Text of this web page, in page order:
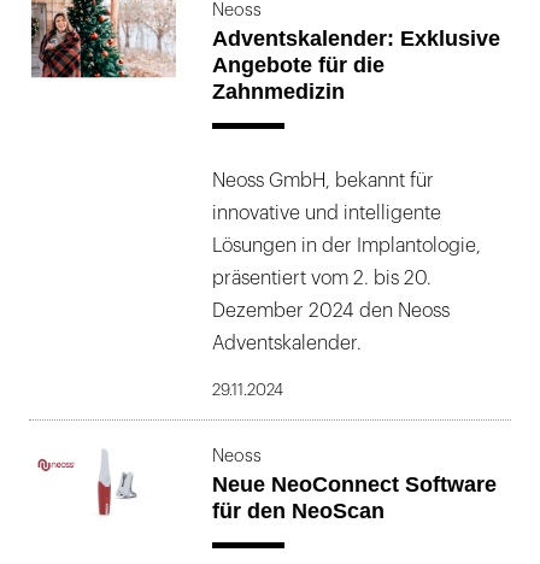
Neoss
Adventskalender: Exklusive
Angebote für die
Zahnmedizin
Neoss GmbH, bekannt für
innovative und intelligente
Lösungen in der Implantologie,
präsentiert vom 2. bis 20.
Dezember 2024 den Neoss
Adventskalender.
29.11.2024
Neoss
Neue NeoConnect Software
für den NeoScan